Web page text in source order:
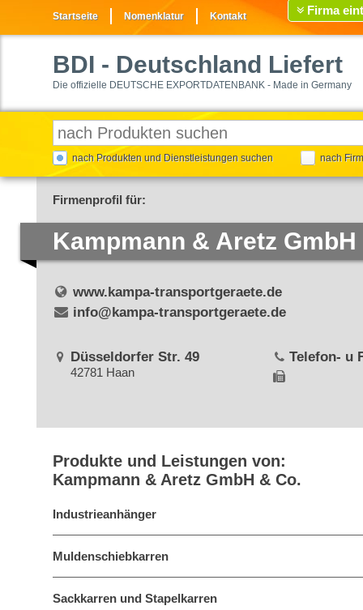
Startseite Nomenklatur Kontakt Firma
BDI - Deutschland Liefert
Die offizielle DEUTSCHE EXPORTDATENBANK - Made in Germany
nach Produkten und Dienstleistungen suchen nach
Firmenprofil für:
Kampmann & Aretz GmbH
www.kampa-transportgeraete.de
info@kampa-transportgeraete.de
Düsseldorfer Str. 49
42781 Haan
Telefon- u
Produkte und Leistungen von:
Kampmann & Aretz GmbH & Co.
Industrieanhänger
Muldenschiebkarren
Sackkarren und Stapelkarren